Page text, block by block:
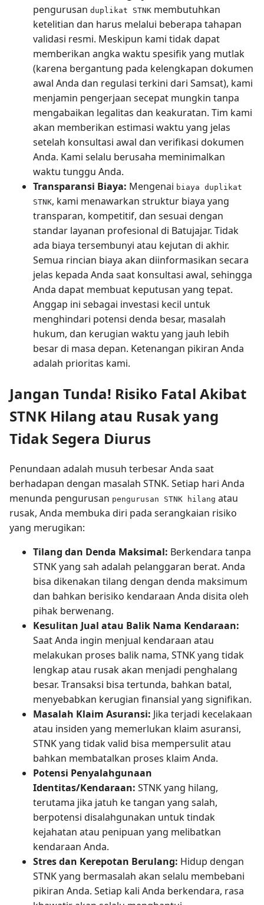
pengurusan duplikat STNK membutuhkan
ketelitian dan harus melalui beberapa tahapan
validasi resmi. Meskipun kami tidak dapat
memberikan angka waktu spesifik yang mutlak
(karena bergantung pada kelengkapan dokumen
awal Anda dan regulasi terkini dari Samsat), kami
menjamin pengerjaan secepat mungkin tanpa
mengabaikan legalitas dan keakuratan. Tim kami
akan memberikan estimasi waktu yang jelas
setelah konsultasi awal dan verifikasi dokumen
Anda. Kami selalu berusaha meminimalkan
waktu tunggu Anda.
Transparansi Biaya: Mengenai biaya duplikat
STNK, kami menawarkan struktur biaya yang
transparan, kompetitif, dan sesuai dengan
standar layanan profesional di Batujajar. Tidak
ada biaya tersembunyi atau kejutan di akhir.
Semua rincian biaya akan diinformasikan secara
jelas kepada Anda saat konsultasi awal, sehingga
Anda dapat membuat keputusan yang tepat.
Anggap ini sebagai investasi kecil untuk
menghindari potensi denda besar, masalah
hukum, dan kerugian waktu yang jauh lebih
besar di masa depan. Ketenangan pikiran Anda
adalah prioritas kami.
Jangan Tunda! Risiko Fatal Akibat
STNK Hilang atau Rusak yang
Tidak Segera Diurus
Penundaan adalah musuh terbesar Anda saat
berhadapan dengan masalah STNK. Setiap hari Anda
menunda pengurusan pengurusan STNK hilang atau
rusak, Anda membuka diri pada serangkaian risiko
yang merugikan:
Tilang dan Denda Maksimal: Berkendara tanpa
STNK yang sah adalah pelanggaran berat. Anda
bisa dikenakan tilang dengan denda maksimum
dan bahkan berisiko kendaraan Anda disita oleh
pihak berwenang.
Kesulitan Jual atau Balik Nama Kendaraan:
Saat Anda ingin menjual kendaraan atau
melakukan proses balik nama, STNK yang tidak
lengkap atau rusak akan menjadi penghalang
besar. Transaksi bisa tertunda, bahkan batal,
menyebabkan kerugian finansial yang signifikan.
Masalah Klaim Asuransi: Jika terjadi kecelakaan
atau insiden yang memerlukan klaim asuransi,
STNK yang tidak valid bisa mempersulit atau
bahkan membatalkan proses klaim Anda.
Potensi Penyalahgunaan
Identitas/Kendaraan: STNK yang hilang,
terutama jika jatuh ke tangan yang salah,
berpotensi disalahgunakan untuk tindak
kejahatan atau penipuan yang melibatkan
kendaraan Anda.
Stres dan Kerepotan Berulang: Hidup dengan
STNK yang bermasalah akan selalu membebani
pikiran Anda. Setiap kali Anda berkendara, rasa